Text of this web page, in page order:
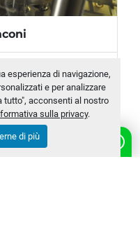
esperienza di navigazione,
e per analizzare
tutto", acconsenti al nostro
sulla privacy.
di più
ALU 400
MLTC-0010-WH